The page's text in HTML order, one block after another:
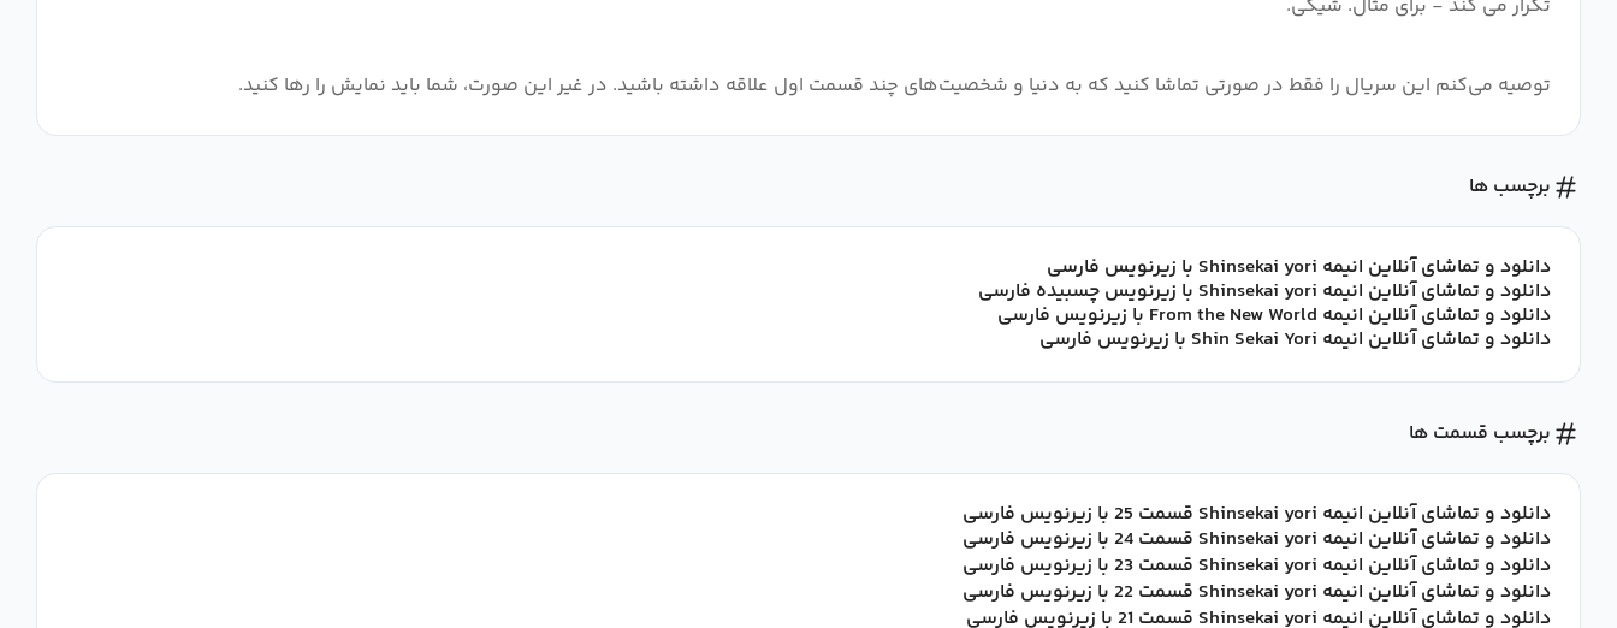
توصیه می‌کنم این سریال را فقط در صورتی تماشا کنید که به دنیا و شخصیت‌های چند قسمت اول علاقه داشته باشید. در غیر این صورت، شما باید نمایش را رها کنید.
برچسب ها
دانلود و تماشای آنلاین انیمه Shinsekai yori با زیرنویس فارسی
دانلود و تماشای آنلاین انیمه Shinsekai yori با زیرنویس چسبیده فارسی
دانلود و تماشای آنلاین انیمه From the New World با زیرنویس فارسی
دانلود و تماشای آنلاین انیمه Shin Sekai Yori با زیرنویس فارسی
برچسب قسمت ها
دانلود و تماشای آنلاین انیمه Shinsekai yori قسمت 25 با زیرنویس فارسی
دانلود و تماشای آنلاین انیمه Shinsekai yori قسمت 24 با زیرنویس فارسی
دانلود و تماشای آنلاین انیمه Shinsekai yori قسمت 23 با زیرنویس فارسی
دانلود و تماشای آنلاین انیمه Shinsekai yori قسمت 22 با زیرنویس فارسی
دانلود و تماشای آنلاین انیمه Shinsekai yori قسمت 21 با زیرنویس فارسی